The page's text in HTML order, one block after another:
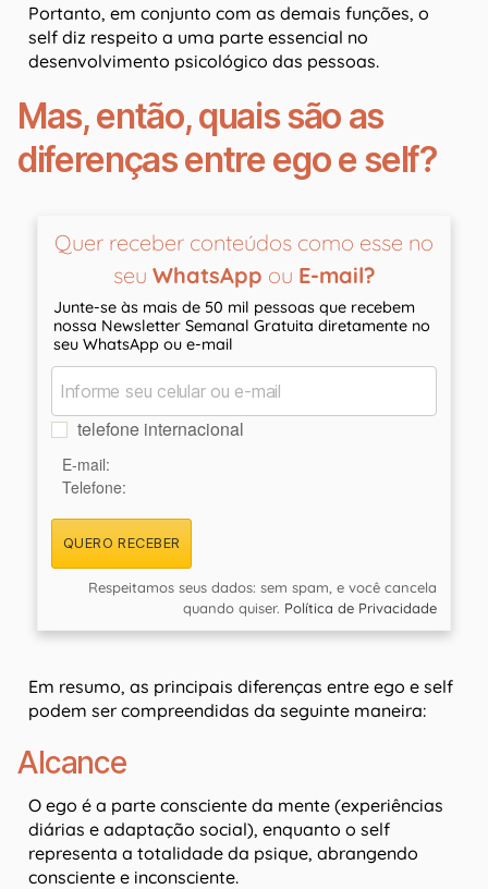
Portanto, em conjunto com as demais funções, o
self diz respeito a uma parte essencial no
desenvolvimento psicológico das pessoas.
Mas, então, quais são as
diferenças entre ego e self?
Quer receber conteúdos como esse no
seu WhatsApp ou E-mail?
Junte-se às mais de 50 mil pessoas que recebem
nossa Newsletter Semanal Gratuita diretamente no
seu WhatsApp ou e-mail
telefone internacional
E-mail:
Telefone:
QUERO RECEBER
Respeitamos seus dados: sem spam, e você cancela
quando quiser. Política de Privacidade
Em resumo, as principais diferenças entre ego e self
podem ser compreendidas da seguinte maneira:
Alcance
O ego é a parte consciente da mente (experiências
diárias e adaptação social), enquanto o self
representa a totalidade da psique, abrangendo
consciente e inconsciente.